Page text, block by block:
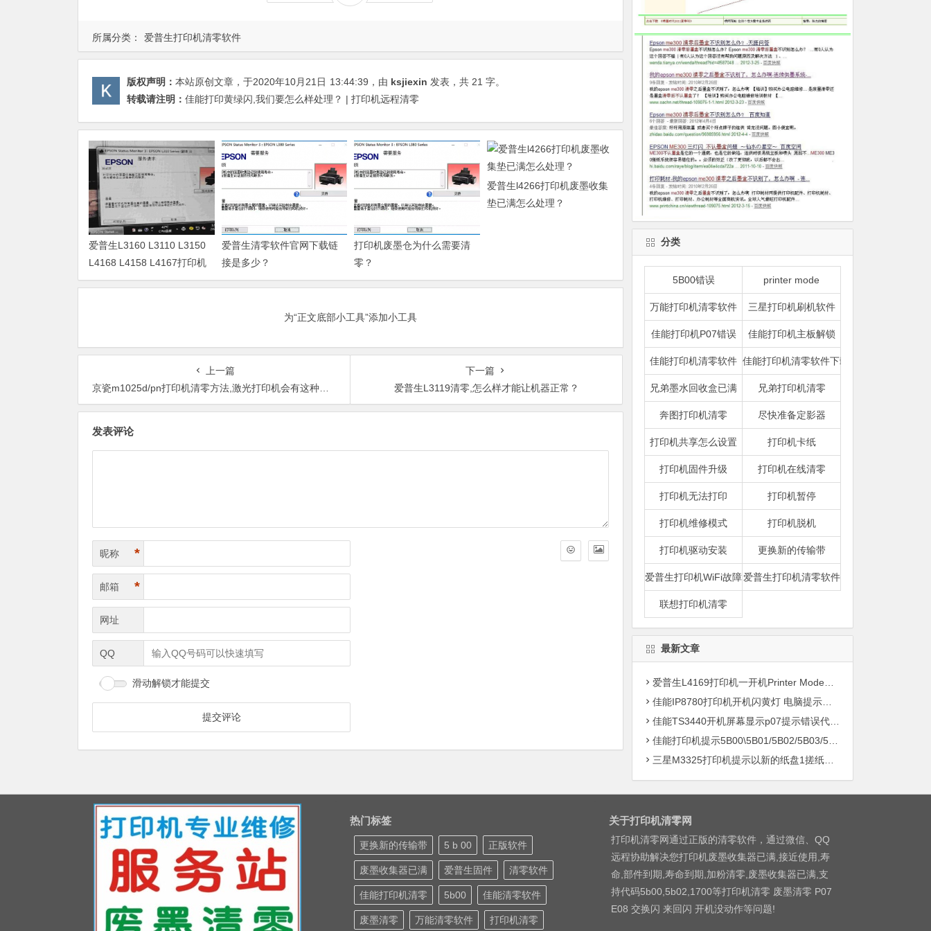
所属分类： 爱普生打印机清零软件
版权声明： 本站原创文章，于2020年10月21日 13:44:39 ，由 ksjiexin 发表，共 21 字。
转载请注明： 佳能打印黄绿闪,我们要怎么样处理？ | 打印机远程清零
爱普生L3160 L3110 L3150
L4168 L4158 L4167打印机
废墨清零软件
爱普生清零软件官网下载链
接是多少？
打印机废墨仓为什么需要清
零？
爱普生l4266打印机废墨收集
垫已满怎么处理？
为“正文底部小工具”添加小工具
上一篇
京瓷m1025d/pn打印机清零方法,激光打印机会有这种情况吗？
下一篇
爱普生L3119清零,怎么样才能让机器正常？
发表评论
昵称 *
邮箱 *
网址
QQ
滑动解锁才能提交
分类
5B00错误 printer mode
万能打印机清零软件 三星打印机刷机软件
佳能打印机P07错误 佳能打印机主板解锁
佳能打印机清零软件 佳能打印机清零软件下载
兄弟墨水回收盒已满 兄弟打印机清零
奔图打印机清零 尽快准备定影器
打印机共享怎么设置 打印机卡纸
打印机固件升级 打印机在线清零
打印机无法打印 打印机暂停
打印机维修模式 打印机脱机
打印机驱动安装 更换新的传输带
爱普生打印机WiFi故障爱普生打印机清零软件
联想打印机清零
最新文章
爱普生L4169打印机一开机Printer Mode故障主板维修
佳能IP8780打印机开机闪黄灯 电脑提示错误5B00快速解决方案清零
佳能TS3440开机屏幕显示p07提示错误代码5B00快速解决方案 清零
佳能打印机提示5B00\5B01/5B02/5B03/5B04/5B11/5B12/5B13/5B14/1700/1702/1703/1704
三星M3325打印机提示以新的纸盘1搓纸轮进行更换
热门标签
更换新的传输带 5 b 00 正版软件
废墨收集器已满 爱普生固件 清零软件
佳能打印机清零 5b00 佳能清零软件
废墨清零 万能清零软件 打印机清零
关于打印机清零网
打印机清零网通过正版的清零软件，通过微信、QQ
远程协助解决您打印机废墨收集器已满,接近使用,寿
命,部件到期,寿命到期,加粉清零,废墨收集器已满,支
持代码5b00,5b02,1700等打印机清零 废墨清零 P07
E08 交换闪 来回闪 开机没动作等问题!